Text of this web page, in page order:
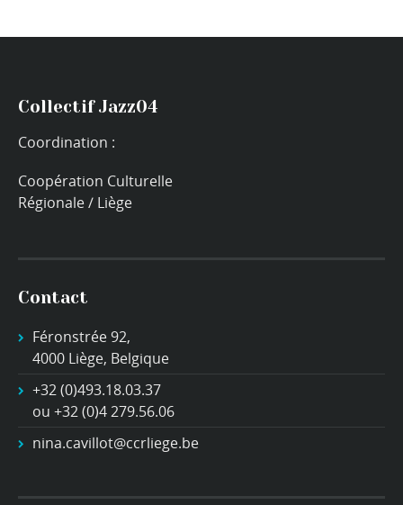
Collectif Jazz04
Coordination :
Coopération Culturelle
Régionale / Liège
Contact
Féronstrée 92,
4000 Liège, Belgique
+32 (0)493.18.03.37
ou +32 (0)4 279.56.06
nina.cavillot@ccrliege.be